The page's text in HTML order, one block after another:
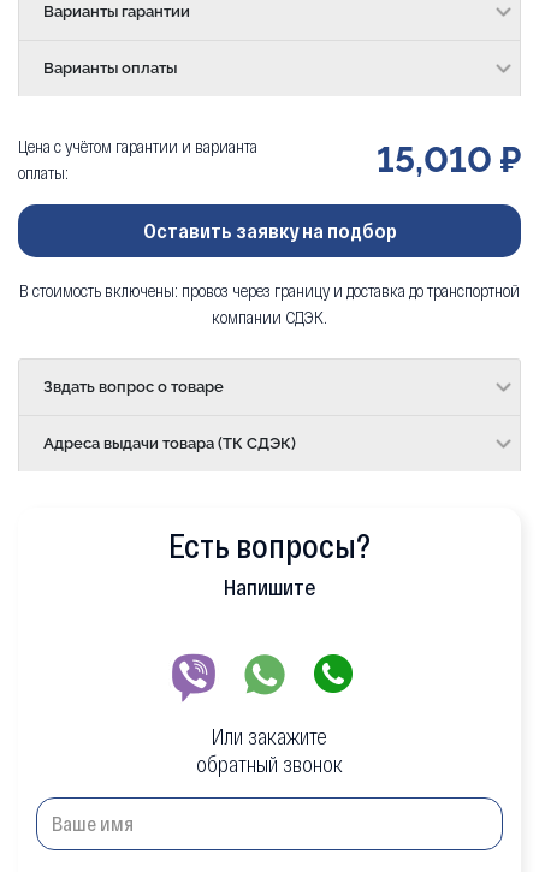
Варианты гарантии
Варианты оплаты
Цена с учётом гарантии и варианта
оплаты:
15,010 ₽
Оставить заявку на подбор
В стоимость включены: провоз через границу и доставка до транспортной
компании СДЭК.
Звдать вопрос о товаре
Адреса выдачи товара (ТК СДЭК)
Есть вопросы?
Напишите
Или закажите
обратный звонок